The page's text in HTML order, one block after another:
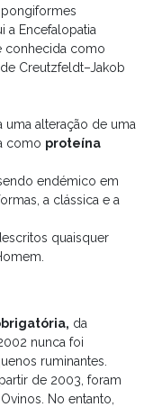
a Encefalopatia
conhecida como
Creutzfeldt–Jakob
uma alteração de uma
como proteína
endémico em
a clássica e a
quaisquer
da
nunca foi
ruminantes.
de 2003, foram
No entanto,